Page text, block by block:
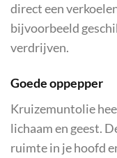
direct een
bijvoorbeeld
verdrijven.
Goede oppepper
Kruizemuntolie
lichaam en geest.
ruimte in je hoofd